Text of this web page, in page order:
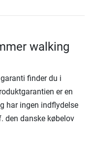
walking
finder du i
er en
har ingen indflydelse
den danske købelov